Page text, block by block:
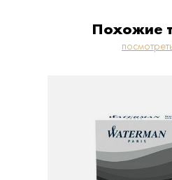
Похожие